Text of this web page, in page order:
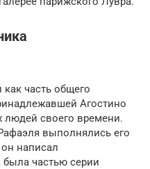
часть общего
Агостино
людей своего времени.
выполнялись его
написал
была частью серии